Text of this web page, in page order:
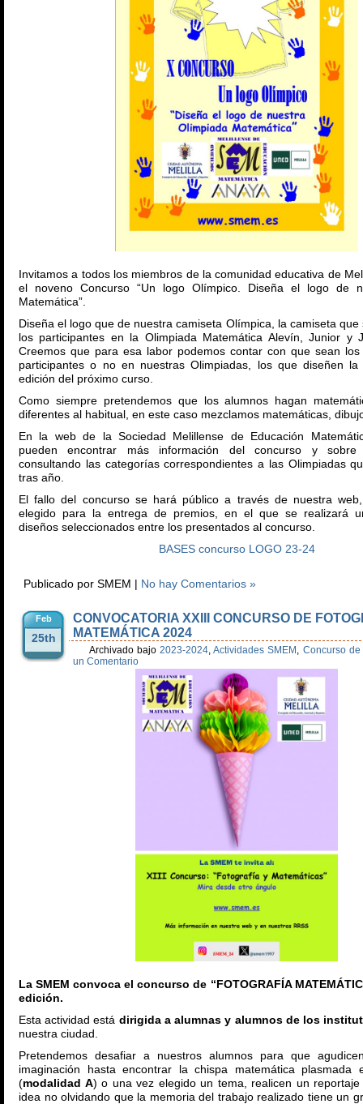
Invitamos a todos los miembros de la comunidad educativa de
el noveno Concurso “Un logo Olímpico. Diseña el logo de
Matemática”.
Diseña el logo que de nuestra camiseta Olímpica, la camiseta
los participantes en la Olimpiada Matemática Alevín, Junior y
Creemos que para esa labor podemos contar con que sean los
participantes o no en nuestras Olimpiadas, los que diseñen
edición del próximo curso.
Como siempre pretendemos que los alumnos hagan
diferentes al habitual, en este caso mezclamos matemáticas,
En la web de la Sociedad Melillense de Educación
pueden encontrar más información del concurso y sobre
consultando las categorías correspondientes a las Olimpiadas
tras año.
El fallo del concurso se hará público a través de nuestra
elegido para la entrega de premios, en el que se realizará
diseños seleccionados entre los presentados al concurso.
BASES concurso LOGO 23-24
Publicado por SMEM | No hay Comentarios »
Feb
25th
CONVOCATORIA XXIII CONCURSO DE
MATEMÁTICA 2024
Archivado bajo2023-2024,Actividades SMEM , Concurso de
un Comentario
La SMEM convoca el concurso de “FOTOGRAFÍA
edición.
Esta actividad está dirigida a alumnas y alumnos de los
nuestra ciudad.
Pretendemos desafiar a nuestros alumnos para que
imaginación hasta encontrar la chispa matemática plasmada
(modalidad A) o una vez elegido un tema, realicen un
idea no olvidando que la memoria del trabajo realizado tiene un